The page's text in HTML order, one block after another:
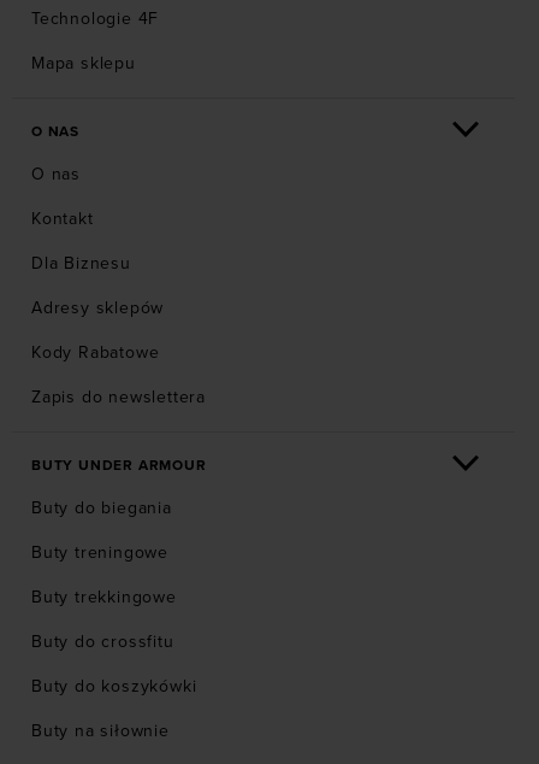
Technologie 4F
Mapa sklepu
O NAS
O nas
Kontakt
Dla Biznesu
Adresy sklepów
Kody Rabatowe
Zapis do newslettera
BUTY UNDER ARMOUR
Buty do biegania
Buty treningowe
Buty trekkingowe
Buty do crossfitu
Buty do koszykówki
Buty na siłownie